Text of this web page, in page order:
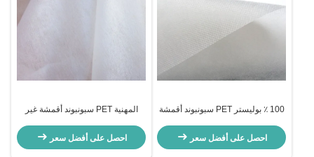
100 ٪ بوليستر PET سبونبوند أقمشة
القابل للتصرف 3ply
احصل على أفضل سعر
المهنية PET سبونبوند أقمشة غير
تدريب الحيوانات الأليفة
احصل على أفضل سعر